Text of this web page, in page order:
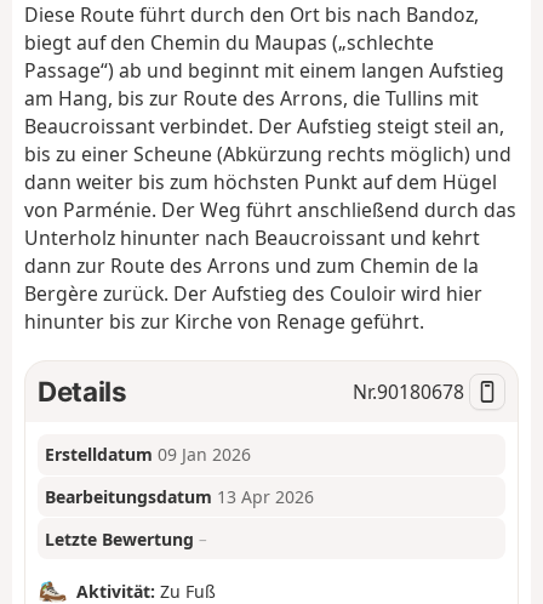
t
o
n
Diese Route führt durch den Ort bis nach Bandoz,
biegt auf den Chemin du Maupas („schlechte
Passage“) ab und beginnt mit einem langen Aufstieg
am Hang, bis zur Route des Arrons, die Tullins mit
Beaucroissant verbindet. Der Aufstieg steigt steil an,
bis zu einer Scheune (Abkürzung rechts möglich) und
dann weiter bis zum höchsten Punkt auf dem Hügel
von Parménie. Der Weg führt anschließend durch das
Unterholz hinunter nach Beaucroissant und kehrt
dann zur Route des Arrons und zum Chemin de la
Bergère zurück. Der Aufstieg des Couloir wird hier
hinunter bis zur Kirche von Renage geführt.
Details Nr.90180678
Erstelldatum 09 Jan 2026
Bearbeitungsdatum 13 Apr 2026
Letzte Bewertung –
Aktivität: Zu Fuß